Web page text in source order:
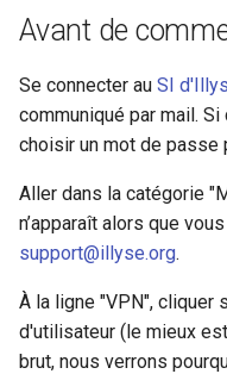
o
n
e
a
r
OpenVPN
Avant de
Se connecter au SI
communiqué par mail.
choisir un mot de passe
Aller dans la catégorie
n’apparaît alors que
support@illyse.org.
À la ligne "VPN", cliquer
d'utilisateur (le mieux
brut, nous verrons